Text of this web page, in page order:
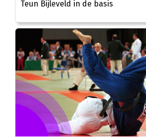
Teun Bijleveld in de basis